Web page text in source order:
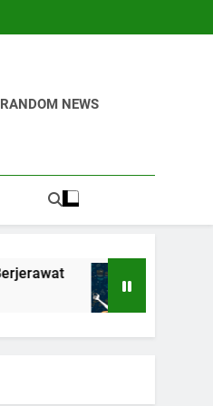
RANDOM NEWS
7 Teknik Self-Talk
1 Tahun Ago